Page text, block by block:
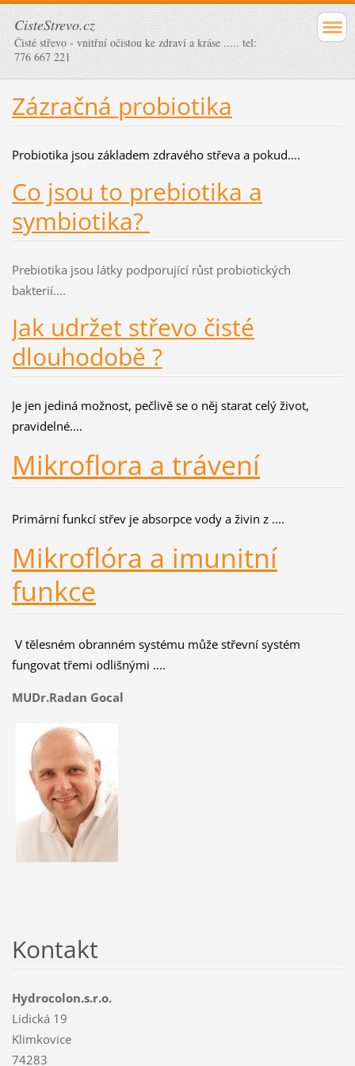
CisteStrevo.cz
Čisté střevo - vnitřní očistou ke zdraví a kráse ..... tel:
776 667 221
Zázračná probiotika
Probiotika jsou základem zdravého střeva a pokud....
Co jsou to prebiotika a
symbiotika?
Prebiotika jsou látky podporující růst probiotických
bakterií....
Jak udržet střevo čisté
dlouhodobě ?
Je jen jediná možnost, pečlivě se o něj starat celý život,
pravidelné....
Mikroflora a trávení
Primární funkcí střev je absorpce vody a živin z ....
Mikroflóra a imunitní
funkce
V tělesném obranném systému může střevní systém
fungovat třemi odlišnými ....
MUDr.Radan Gocal
Kontakt
Hydrocolon.s.r.o.
Lidická 19
Klimkovice
74283